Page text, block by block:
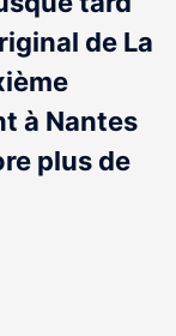
de La
à Nantes
plus de